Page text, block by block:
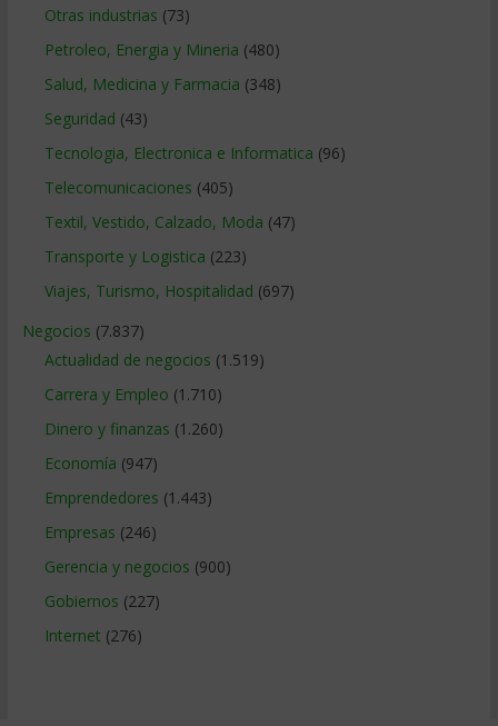
Otras industrias (73)
Petroleo, Energia y Mineria (480)
Salud, Medicina y Farmacia (348)
Seguridad (43)
Tecnologia, Electronica e Informatica (96)
Telecomunicaciones (405)
Textil, Vestido, Calzado, Moda (47)
Transporte y Logistica (223)
Viajes, Turismo, Hospitalidad (697)
Negocios (7.837)
Actualidad de negocios (1.519)
Carrera y Empleo (1.710)
Dinero y finanzas (1.260)
Economía (947)
Emprendedores (1.443)
Empresas (246)
Gerencia y negocios (900)
Gobiernos (227)
Internet (276)